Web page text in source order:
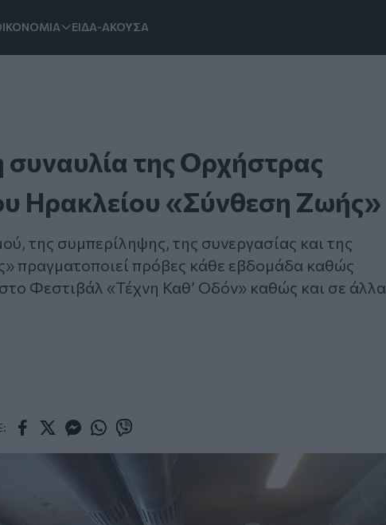
ΕΙΔΑ-ΑΚΟΥΣΑ
της Ορχήστρας
Ηρακλείου «Σύνθεση Ζωής»
της συμπερίληψης, της συνεργασίας και της
πραγματοποιεί πρόβες κάθε εβδομάδα καθώς
Φεστιβάλ «Τέχνη Καθ’ Οδόν» καθώς και σε άλλα